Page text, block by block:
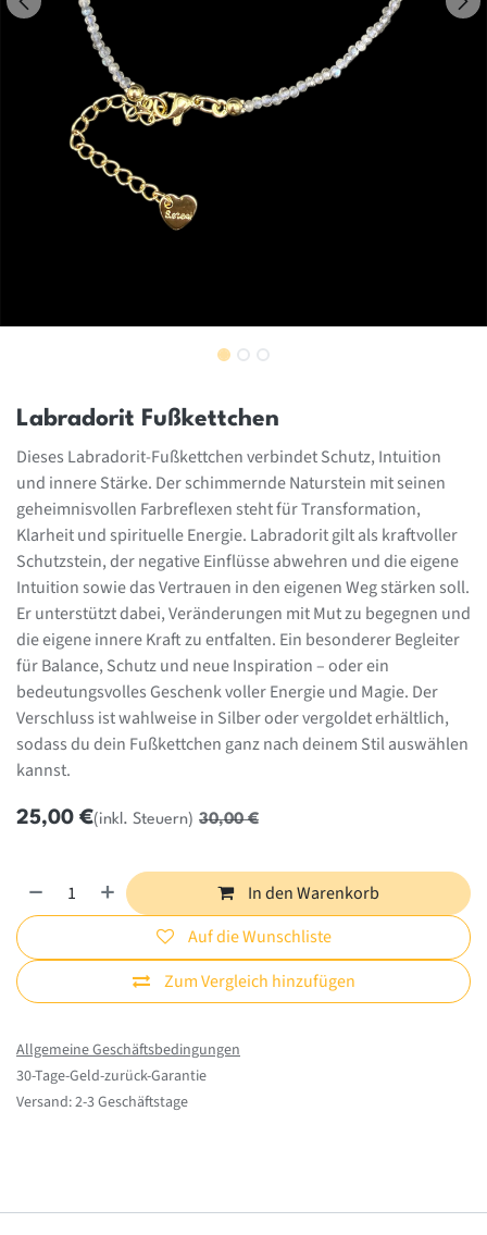
Labradorit Fußkettchen
Dieses Labradorit-Fußkettchen verbindet Schutz, Intuition
und innere Stärke. Der schimmernde Naturstein mit seinen
geheimnisvollen Farbreflexen steht für Transformation,
Klarheit und spirituelle Energie. Labradorit gilt als kraftvoller
Schutzstein, der negative Einflüsse abwehren und die eigene
Intuition sowie das Vertrauen in den eigenen Weg stärken soll.
Er unterstützt dabei, Veränderungen mit Mut zu begegnen und
die eigene innere Kraft zu entfalten. Ein besonderer Begleiter
für Balance, Schutz und neue Inspiration – oder ein
bedeutungsvolles Geschenk voller Energie und Magie. Der
Verschluss ist wahlweise in Silber oder vergoldet erhältlich,
sodass du dein Fußkettchen ganz nach deinem Stil auswählen
kannst.
25,00 €(inkl. Steuern) 30,00€
In den Warenkorb
Zum Vergleich hinzufügen
Auf die Wunschliste
Allgemeine Geschäftsbedingungen
30-Tage-Geld-zurück-Garantie
Versand: 2-3 Geschäftstage